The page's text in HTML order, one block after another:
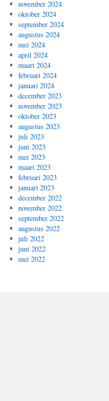
november 2024
oktober 2024
september 2024
augustus 2024
mei 2024
april 2024
maart 2024
februari 2024
januari 2024
december 2023
november 2023
oktober 2023
augustus 2023
juli 2023
juni 2023
mei 2023
maart 2023
februari 2023
januari 2023
december 2022
november 2022
september 2022
augustus 2022
juli 2022
juni 2022
mei 2022